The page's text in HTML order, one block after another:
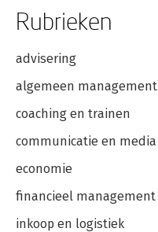
Rubrieken
advisering
algemeen management
coaching en trainen
communicatie en media
economie
financieel management
inkoop en logistiek